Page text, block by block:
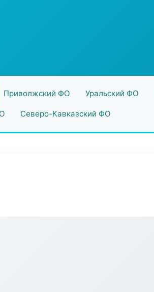
Приволжский ФО Уральский ФО
Северо-Кавказский ФО